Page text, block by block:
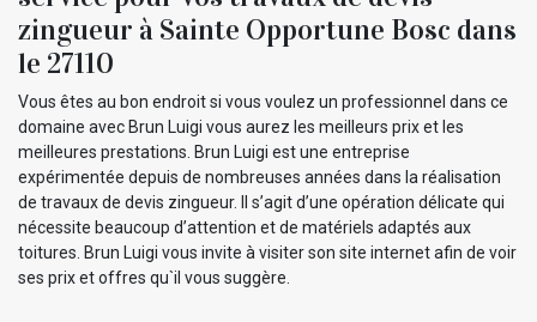
zingueur à Sainte Opportune Bosc dans
le 27110
Vous êtes au bon endroit si vous voulez un professionnel dans ce
domaine avec Brun Luigi vous aurez les meilleurs prix et les
meilleures prestations. Brun Luigi est une entreprise
expérimentée depuis de nombreuses années dans la réalisation
de travaux de devis zingueur. Il s’agit d’une opération délicate qui
nécessite beaucoup d’attention et de matériels adaptés aux
toitures. Brun Luigi vous invite à visiter son site internet afin de voir
ses prix et offres qu`il vous suggère.